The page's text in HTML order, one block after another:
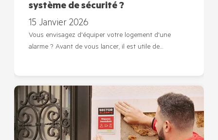
système de sécurité ?
15 Janvier 2026
Vous envisagez d'équiper votre logement d'une
alarme ? Avant de vous lancer, il est utile de…